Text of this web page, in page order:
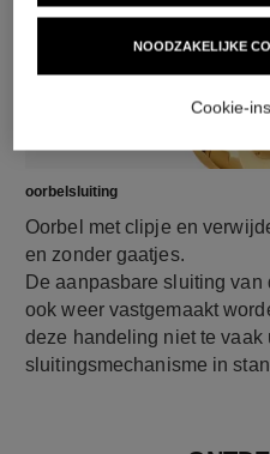
oorbelsluiting
Oorbel met clipje en
en zonder gaatjes.
De aanpasbare sluiting
ook weer vastgemaakt
deze handeling niet te vaak
sluitingsmechanisme in
NOODZAKELIJKE
Cookie-